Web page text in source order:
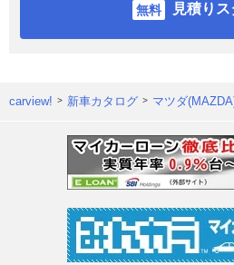
見積りス
carview! 新車カタログ マツダ